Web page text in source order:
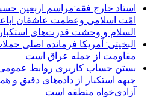
استاد خارج فقه:مراسم اربعین
امّت اسلامی وعظمت عاشقان
السلام و وحشت قدرت‌های
البخیتی: آمریکا فرمانده اصلی
مقاومت از جمله عراق است
بستن حساب کاربری روابط
جبهه استکبار از داده‌های دقیق و
آزادی‌خواه منطقه است